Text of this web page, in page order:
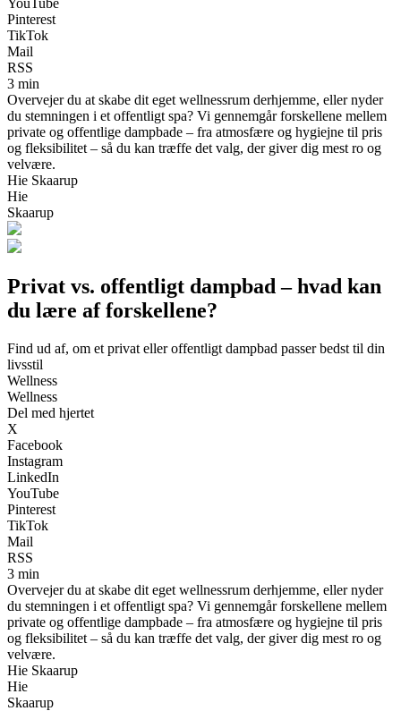
Pinterest
TikTok
Mail
RSS
3 min
Overvejer du at skabe dit eget wellnessrum derhjemme, eller nyder
du stemningen i et offentligt spa? Vi gennemgår forskellene mellem
private og offentlige dampbade – fra atmosfære og hygiejne til pris
og fleksibilitet – så du kan træffe det valg, der giver dig mest ro og
velvære.
Hie Skaarup
Hie
Skaarup
Privat vs. offentligt dampbad – hvad kan
du lære af forskellene?
Find ud af, om et privat eller offentligt dampbad passer bedst til din
livsstil
Wellness
Wellness
Del med hjertet
X
Facebook
Instagram
LinkedIn
YouTube
Pinterest
TikTok
Mail
RSS
3 min
Overvejer du at skabe dit eget wellnessrum derhjemme, eller nyder
du stemningen i et offentligt spa? Vi gennemgår forskellene mellem
private og offentlige dampbade – fra atmosfære og hygiejne til pris
og fleksibilitet – så du kan træffe det valg, der giver dig mest ro og
velvære.
Hie Skaarup
Hie
Skaarup